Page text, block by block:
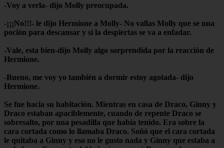
-Voy a verla- dijo Molly preocupada.
-¡¡¡No!!!- le dijo Hermione a Molly- No vallas Molly que se una
poción para descansar y si la despiertas se va a enfadar.
-Vale, esta bien-dijo Molly algo sorprendida por la reacción de
Hermione.
-Bueno, me voy yo también a dormir estoy agotada- dijo
Hermione.
Se fue hacia su habitación. Mientras en casa de Draco, Ginny y
Draco estaban apaciblemente, cuando de repente Draco se
sobresalto, por una pesadilla que habia tenido. Era sobre la
cara cortada como lo llamaba Draco. Soñó que el cara cortada
le quitaba a Ginny y eso no le gusto nada y Ginny que estaba a